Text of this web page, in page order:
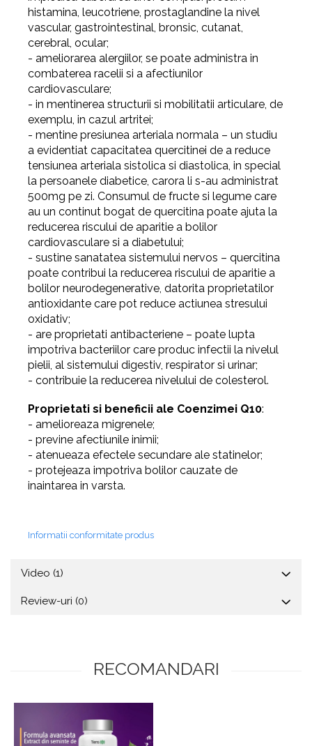
histamina, leucotriene, prostaglandine la nivel
vascular, gastrointestinal, bronsic, cutanat,
cerebral, ocular;
- ameliorarea alergiilor, se poate administra in
combaterea racelii si a afectiunilor
cardiovasculare;
- in mentinerea structurii si mobilitatii articulare, de
exemplu, in cazul artritei;
- mentine presiunea arteriala normala – un studiu
a evidentiat capacitatea quercitinei de a reduce
tensiunea arteriala sistolica si diastolica, in special
la persoanele diabetice, carora li s-au administrat
500mg pe zi. Consumul de fructe si legume care
au un continut bogat de quercitina poate ajuta la
reducerea riscului de aparitie a bolilor
cardiovasculare si a diabetului;
- sustine sanatatea sistemului nervos – quercitina
poate contribui la reducerea riscului de aparitie a
bolilor neurodegenerative, datorita proprietatilor
antioxidante care pot reduce actiunea stresului
oxidativ;
- are proprietati antibacteriene – poate lupta
impotriva bacteriilor care produc infectii la nivelul
pielii, al sistemului digestiv, respirator si urinar;
- contribuie la reducerea nivelului de colesterol.
Proprietati si beneficii ale Coenzimei Q10:
- amelioreaza migrenele;
- previne afectiunile inimii;
- atenueaza efectele secundare ale statinelor;
- protejeaza impotriva bolilor cauzate de
inaintarea in varsta.
Informatii conformitate produs
Video (1)
Review-uri (0)
RECOMANDARI